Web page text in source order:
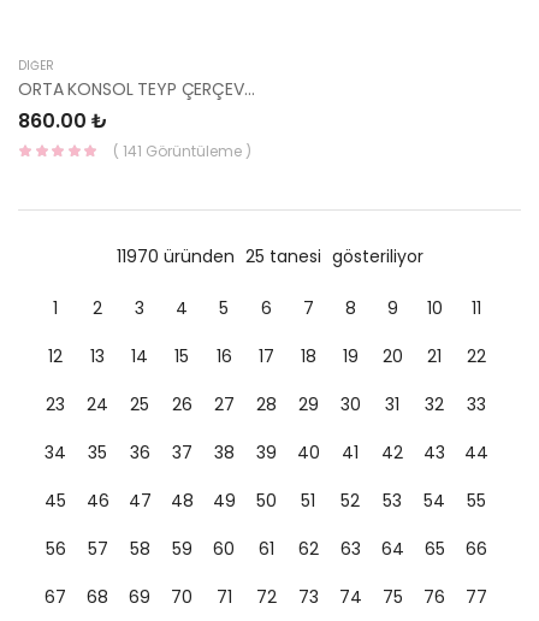
DIĞER
ORTA KONSOL TEYP ÇERÇEVESİ ELANTRA 1992-1995 84740-28001-HMC
860.00 ₺
( 141 Görüntüleme )
11970 üründen 25 tanesi gösteriliyor
1 2 3 4 5 6 7 8 9 10
11
12
13 14 15 16 17 18 19 20 21
22
23
24 25 26 27 28 29 30 31 32
33
34
35 36 37 38 39 40 41 42 43
44
45
46 47 48 49 50 51 52 53 54
55
56
57 58 59 60 61 62 63 64 65
66
67
68 69 70 71 72 73 74 75 76
77